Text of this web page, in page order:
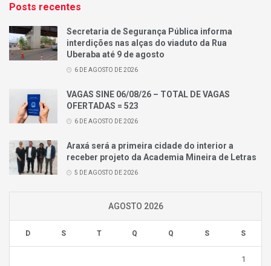
Posts recentes
Secretaria de Segurança Pública informa
interdições nas alças do viaduto da Rua
Uberaba até 9 de agosto
6 DE AGOSTO DE 2026
VAGAS SINE 06/08/26 – TOTAL DE VAGAS
OFERTADAS = 523
6 DE AGOSTO DE 2026
Araxá será a primeira cidade do interior a
receber projeto da Academia Mineira de Letras
5 DE AGOSTO DE 2026
AGOSTO 2026
D S T Q Q S S
1